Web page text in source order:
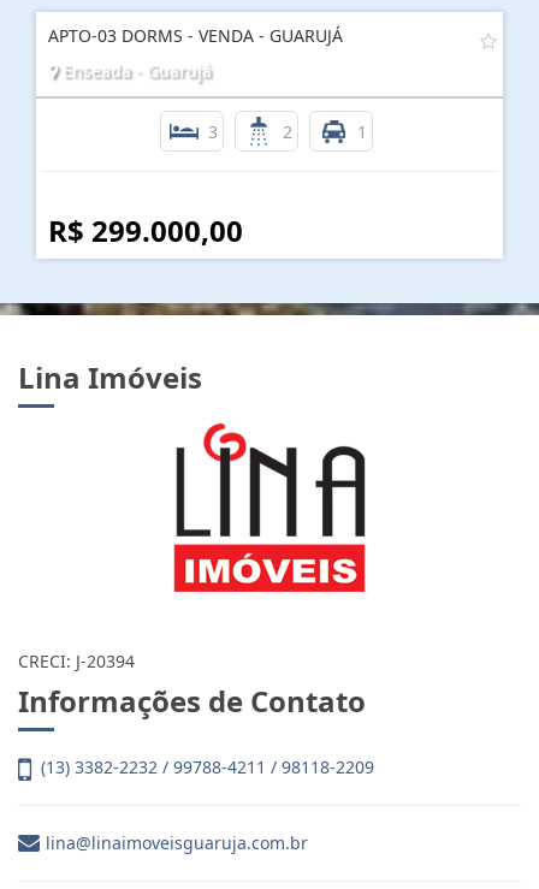
APTO-03 DORMS - VENDA - GUARUJÁ
Enseada - Guarujá
3 2 1
R$ 299.000,00
Lina Imóveis
CRECI: J-20394
Informações de Contato
(13) 3382-2232 / 99788-4211 / 98118-2209
lina@linaimoveisguaruja.com.br